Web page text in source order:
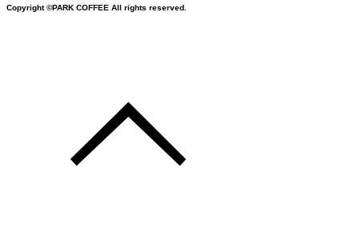
Copyright ©︎PARK COFFEE All rights reserved.